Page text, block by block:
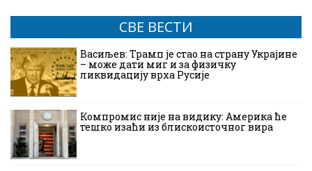
СВЕ ВЕСТИ
Васиљев: Трамп је стао на страну Украјине
– може дати миг и за физичку
ликвидацију врха Русије
Компромис није на видику: Америка ће
тешко изаћи из блискоисточног вира